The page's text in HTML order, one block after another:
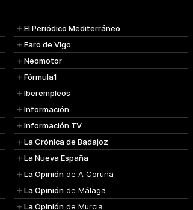
El Periódico Mediterráneo
Faro de Vigo
Neomotor
Fórmula1
Iberempleos
Información
Información TV
La Crónica de Badajoz
La Nueva España
La Opinión de A Coruña
La Opinión de Málaga
La Opinión de Murcia